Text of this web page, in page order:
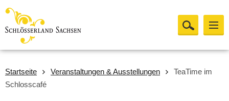
Startseite Veranstaltungen & Ausstellungen
TeaTime im
Schlosscafé